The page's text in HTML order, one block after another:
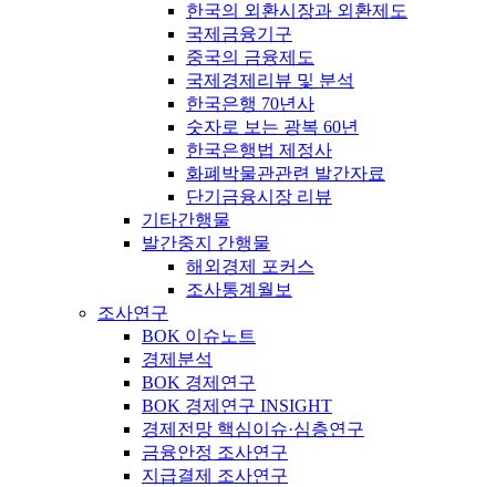
한국의 외환시장과 외환제도
국제금융기구
중국의 금융제도
국제경제리뷰 및 분석
한국은행 70년사
숫자로 보는 광복 60년
한국은행법 제정사
화폐박물관관련 발간자료
단기금융시장 리뷰
기타간행물
발간중지 간행물
해외경제 포커스
조사통계월보
조사연구
BOK 이슈노트
경제분석
BOK 경제연구
BOK 경제연구 INSIGHT
경제전망 핵심이슈·심층연구
금융안정 조사연구
지급결제 조사연구